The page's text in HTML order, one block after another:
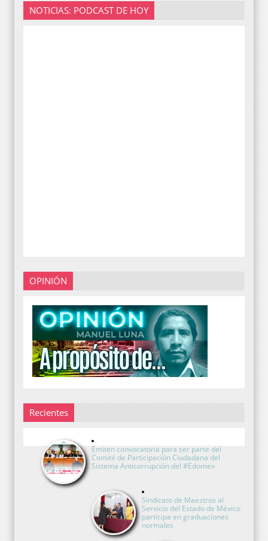
NOTICIAS: PODCAST DE HOY
OPINIÓN
Recientes
Emiten convocatoria para ser parte del
Comité de Participación Ciudadana del
Sistema Anticorrupción del #Edomex
Sindicato de Maestros al
Servicio del Estado de México
participa en graduaciones
normales